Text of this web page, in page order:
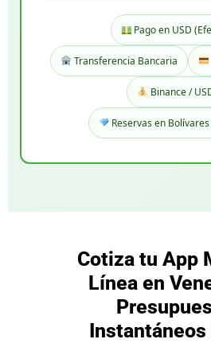
Pago en USD
Transferencia Bancaria
Binance /
Reservas en
Cotiza tu App
Línea en
Instantáneos